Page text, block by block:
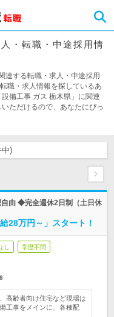
・転職・中途採用情
連する転職・求人・中途採用
職・求人情報を探しているあ
備工事 ガス 栃木県」に関連
ただけるので、あなたにぴっ
中)
由 ◆完全週休2日制（土日休
28万円～」スタート！
し 学歴不問
高齢者向け住宅など現場は
工事をメインに、各種配